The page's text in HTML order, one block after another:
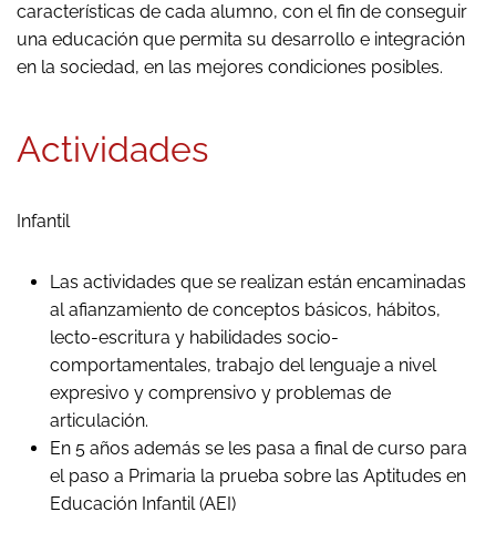
características de cada alumno, con el fin de conseguir
una educación que permita su desarrollo e integración
en la sociedad, en las mejores condiciones posibles.
Actividades
Infantil
Las actividades que se realizan están encaminadas
al afianzamiento de conceptos básicos, hábitos,
lecto-escritura y habilidades socio-
comportamentales, trabajo del lenguaje a nivel
expresivo y comprensivo y problemas de
articulación.
En 5 años además se les pasa a final de curso para
el paso a Primaria la prueba sobre las Aptitudes en
Educación Infantil (AEI)